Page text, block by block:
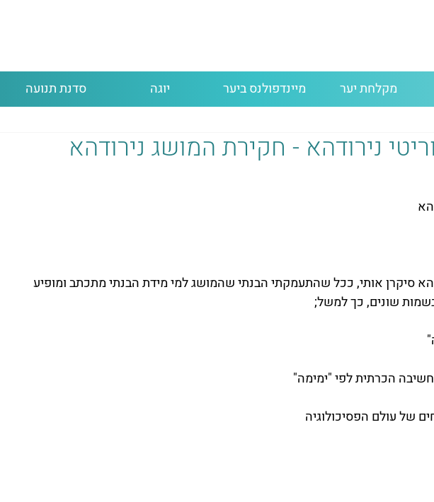
מקלחת יער מיינדפולנס ביער יוגה סדנת תנועה
נירודהא - חקירת המושג נירודהא
סיקרן אותי, ככל שהתעמקתי הבנתי שהמושג למי מידת הבנתי מתכתב ומופיע
שונים, כך למשל;
הכרתית לפי "ימימה"
של עולם הפסיכולוגיה